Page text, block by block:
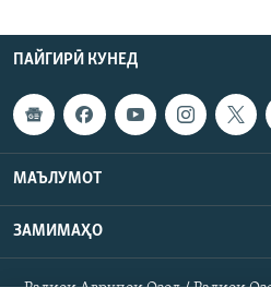
ПАЙГИРӢ КУНЕД
МАЪЛУМОТ
ЗАМИМАҲО
Радиои Аврупои Озод / Радиои